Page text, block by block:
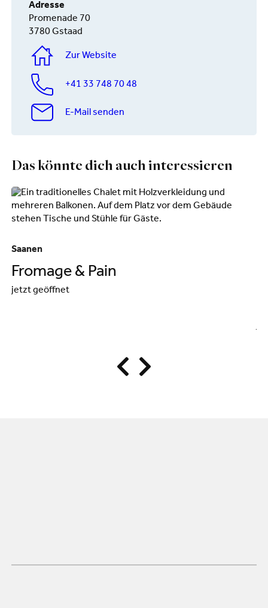
Adresse
Promenade 70
3780 Gstaad
Zur Website
+41 33 748 70 48
E-Mail senden
Das könnte dich auch interessieren
Saanen
Fromage & Pain
jetzt geöffnet